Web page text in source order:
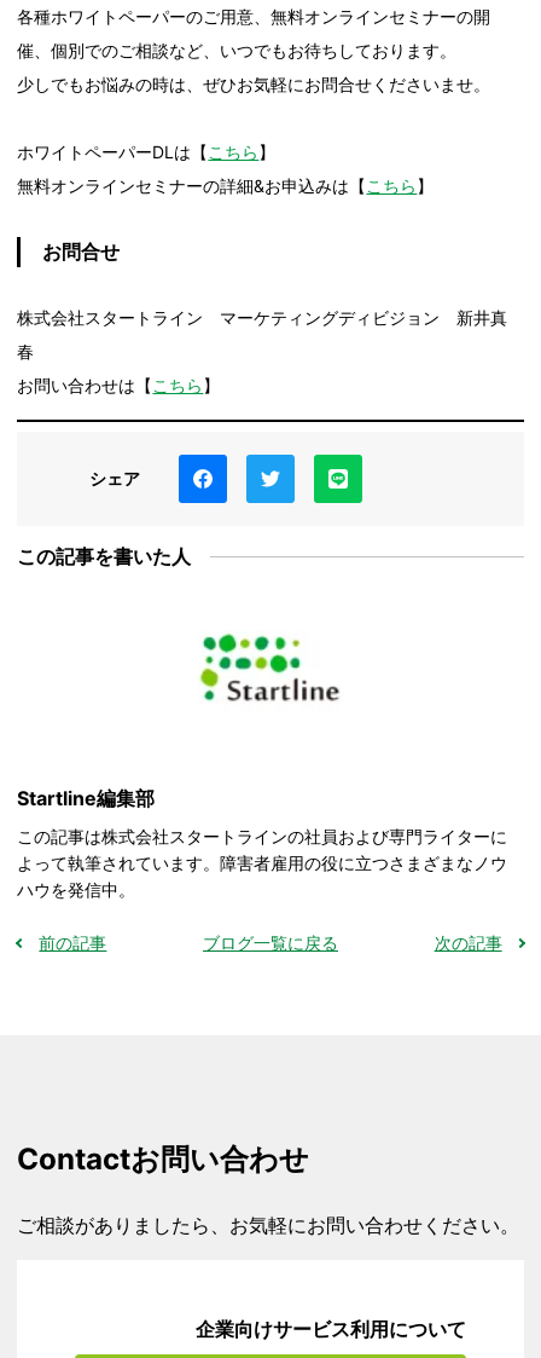
各種ホワイトペーパーのご用意、無料オンラインセミナーの開
催、個別でのご相談など、いつでもお待ちしております。
少しでもお悩みの時は、ぜひお気軽にお問合せくださいませ。
ホワイトペーパーDLは【 こちら 】
無料オンラインセミナーの詳細&お申込みは【 こちら 】
お問合せ
株式会社スタートライン マーケティングディビジョン 新井真
春
お問い合わせは【 こちら 】
シェア
この記事を書いた人
Startline編集部
この記事は株式会社スタートラインの社員および専門ライターに
よって執筆されています。障害者雇用の役に立つさまざまなノウ
ハウを発信中。
前の記事 ブログ一覧に戻る 次の記事
Contactお問い合わせ
ご相談がありましたら、お気軽にお問い合わせください。
企業向けサービス利用について